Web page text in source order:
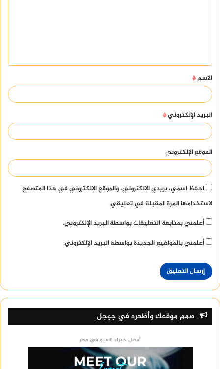
ق
*
الاسم*
البريد الإلكتروني*
الموقع الإلكتروني
احفظ اسمي، بريدي الإلكتروني، والموقع الإلكتروني في هذا المتصفح
لاستخدامها المرة المقبلة في تعليقي.
أعلمني بمتابعة التعليقات بواسطة البريد الإلكتروني.
أعلمني بالمواضيع الجديدة بواسطة البريد الإلكتروني.
صمم موقعك وأظهره في جوجل
أفضل خبراء السيو في مصر